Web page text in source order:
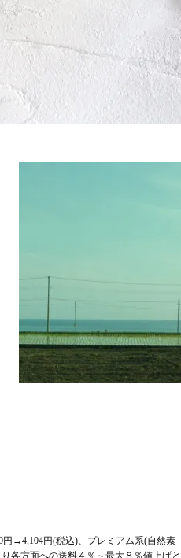
→4,104円(税込)、プレミアム系(自然素
各方面への送料４％～最大８％値上げと